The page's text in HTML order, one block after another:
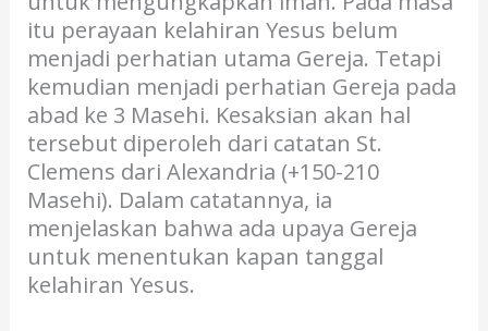
itu perayaan kelahiran Yesus belum
menjadi perhatian utama Gereja. Tetapi
kemudian menjadi perhatian Gereja pada
abad ke 3 Masehi. Kesaksian akan hal
tersebut diperoleh dari catatan St.
Clemens dari Alexandria (+150-210
Masehi). Dalam catatannya, ia
menjelaskan bahwa ada upaya Gereja
untuk menentukan kapan tanggal
kelahiran Yesus.